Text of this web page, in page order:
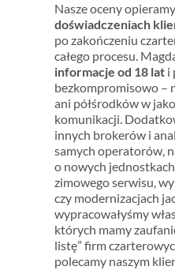
Nasze oceny
doświadczeniach
po zakończeniu
całego procesu.
informacje od 18 lati
bezkompromisowo –
ani półśrodków w
komunikacji.
innych brokerów i
samych operatorów,
o nowych
zimowego serwisu,
czy modernizacjach
wypracowałyśmy
których mamy
listę” firm
polecamy naszym